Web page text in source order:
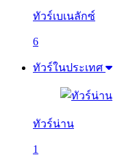
ทัวร์เบเนลักซ์
6
ทัวร์ในประเทศ
ทัวร์น่าน
1